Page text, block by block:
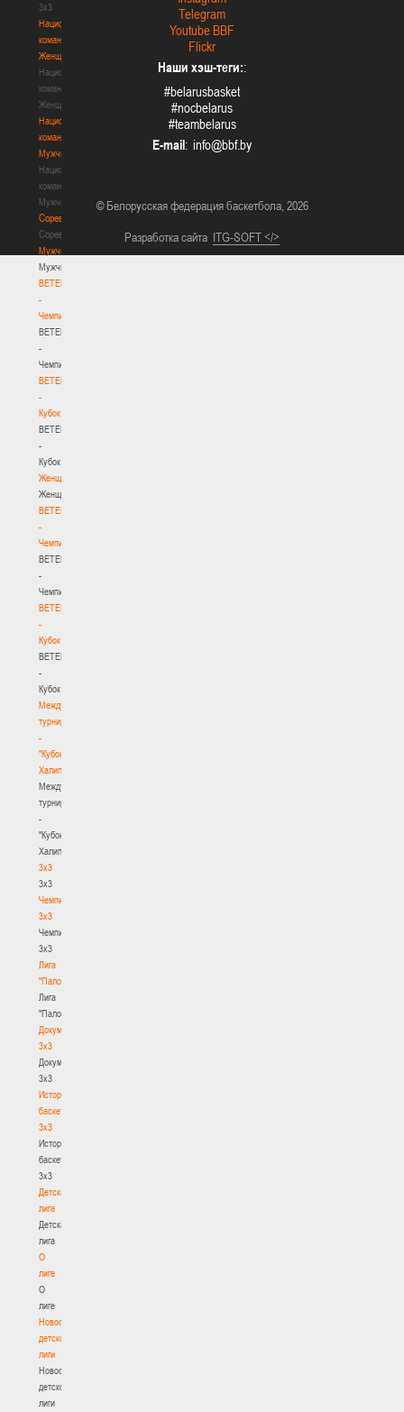
3х3
Национальная
команда.
Женщины
Национальная
команда.
Женщины
Национальная
команда.
Мужчины
Национальная
команда.
Мужчины
Соревнования
Соревнования
Мужчины
Мужчины
BETERA
-
Чемпионат
BETERA
-
Чемпионат
BETERA
-
Кубок
BETERA
-
Кубок
Женщины
Женщины
BETERA
-
Чемпионат
BETERA
-
Чемпионат
BETERA
-
Кубок
BETERA
-
Кубок
Международный
турнир
-
"Кубок
Халипского"
Международный
турнир
-
"Кубок
Халипского"
3x3
3x3
Чемпионат
3х3
Чемпионат
3х3
Лига
"Палова"
Лига
"Палова"
Документы
3х3
Документы
3х3
История
баскетбола
3х3
История
баскетбола
3х3
Детская
лига
Детская
лига
О
лиге
О
лиге
Новости
детской
лиги
Новости
детской
лиги
Telegram
Youtube BBF
Flickr
Наши хэш-теги::
#belarusbasket
#nocbelarus
#teambelarus
E-mail:
© Белорусская федерация баскетбола, 2026
Разработка сайта ITG-SOFT </>